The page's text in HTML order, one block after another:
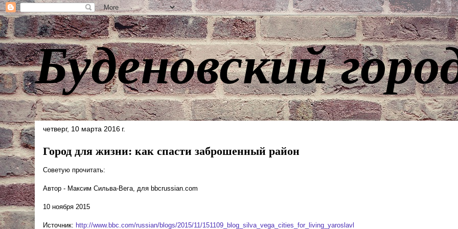
Буденовский
четверг, 10 марта 2016 г.
Город для жизни: как спасти заброшенный район
Советую прочитать:
Автор - Максим Сильва-Вега, для bbcrussian.com
10 ноября 2015
Источник: http://www.bbc.com/russian/blogs/2015/11/151109_blog_silva_vega_cities_for_living_yaroslavl